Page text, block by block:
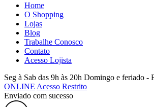
Home
O Shopping
Lojas
Blog
Trabalhe Conosco
Contato
Acesso Lojista
Seg à Sab das 9h às 20h Domingo e feriado -
ONLINE Acesso Restrito
Enviado com sucesso